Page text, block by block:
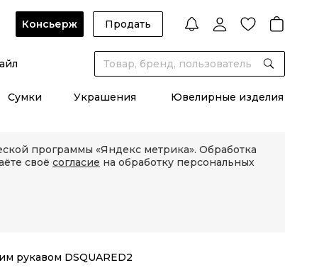
Консьерж Продать
Сумки Украшения Ювелирные изделия
программы «Яндекс метрика». Обработка
своё согласие на обработку персональных
рукавом DSQUARED2